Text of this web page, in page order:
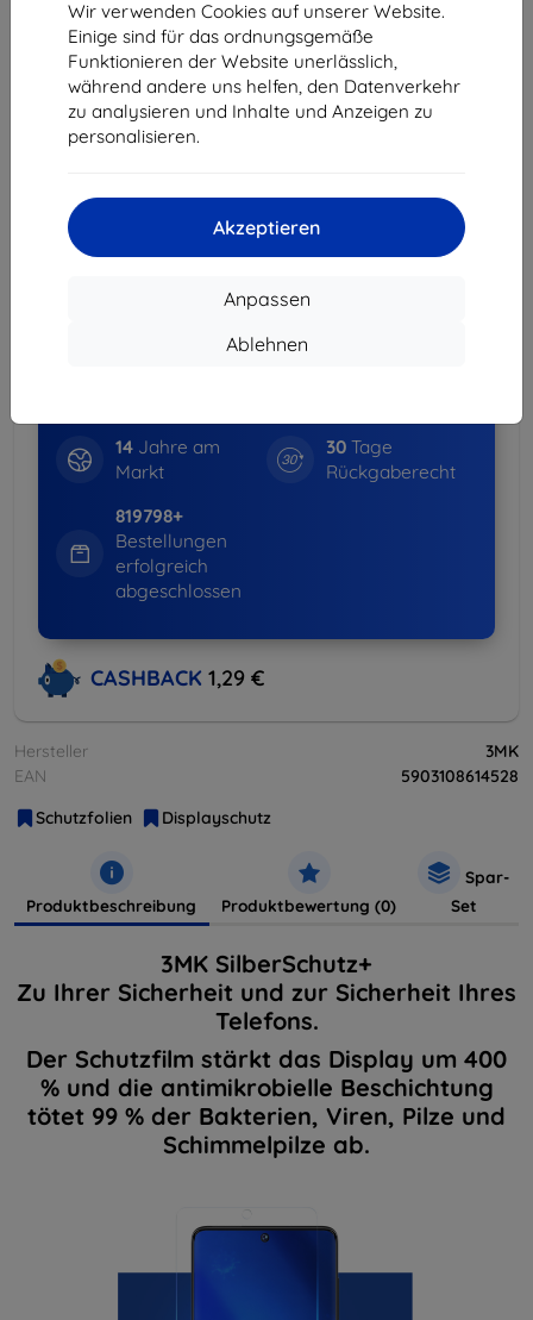
Wir verwenden Cookies auf unserer Website.
Einige sind für das ordnungsgemäße
Funktionieren der Website unerlässlich,
während andere uns helfen, den Datenverkehr
zu analysieren und Inhalte und Anzeigen zu
personalisieren.
Akzeptieren
Anpassen
Ablehnen
Massenrabatt
2Stck.
10%
11,61 €/Stck.
3Stck.+
15% 10,96 €/Stck.
Hüllen + Displayschutz
14Jahre am
Markt
30 Tage
Rückgaberecht
819798+
Bestellungen
erfolgreich
abgeschlossen
CASHBACK 1,29 €
Hersteller
3MK
EAN
5903108614528
Schutzfolien
Displayschutz
Produktbeschreibung Produktbewertung (0)
Spar-
Set
3MK SilberSchutz+
Zu Ihrer Sicherheit und zur Sicherheit Ihres
Telefons.
Der Schutzfilm stärkt das Display um 400
% und die antimikrobielle Beschichtung
tötet 99 % der Bakterien, Viren, Pilze und
Schimmelpilze ab.